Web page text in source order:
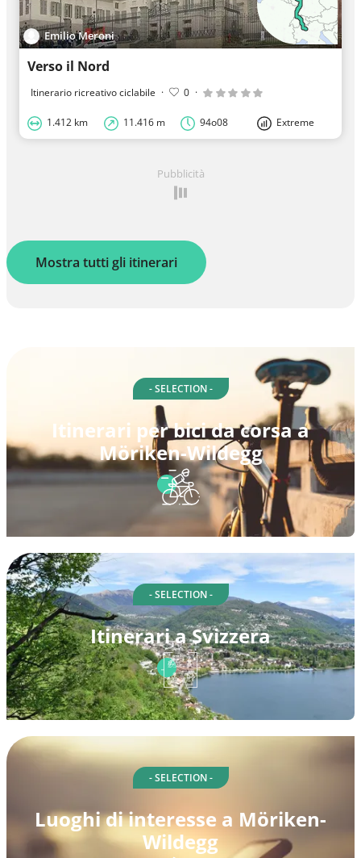
Emilio Meroni
Verso il Nord
Itinerario ricreativo ciclabile · 0 ·
1.412 km 11.416 m 94o08 Extreme
Pubblicità
Mostra tutti gli itinerari
- SELECTION -
Itinerari per bici da corsa a
Möriken-Wildegg
- SELECTION -
Itinerari a Svizzera
- SELECTION -
Luoghi di interesse a Möriken-
Wildegg